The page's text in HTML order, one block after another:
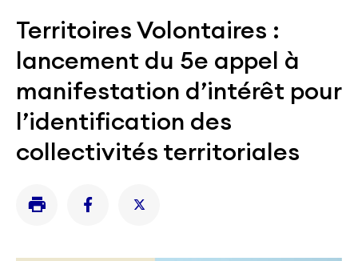
Territoires Volontaires :
lancement du 5e appel à
manifestation d’intérêt pour
l’identification des
collectivités territoriales